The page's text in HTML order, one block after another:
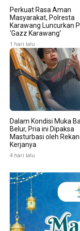
Perkuat Rasa Aman
Masyarakat, Polresta
Karawang Luncurkan
‘Gazz Karawang’
1 hari lalu
Dalam Kondisi Muka
Belur, Pria ini Dipaksa
Masturbasi oleh Rekan
Kerjanya
4 hari lalu